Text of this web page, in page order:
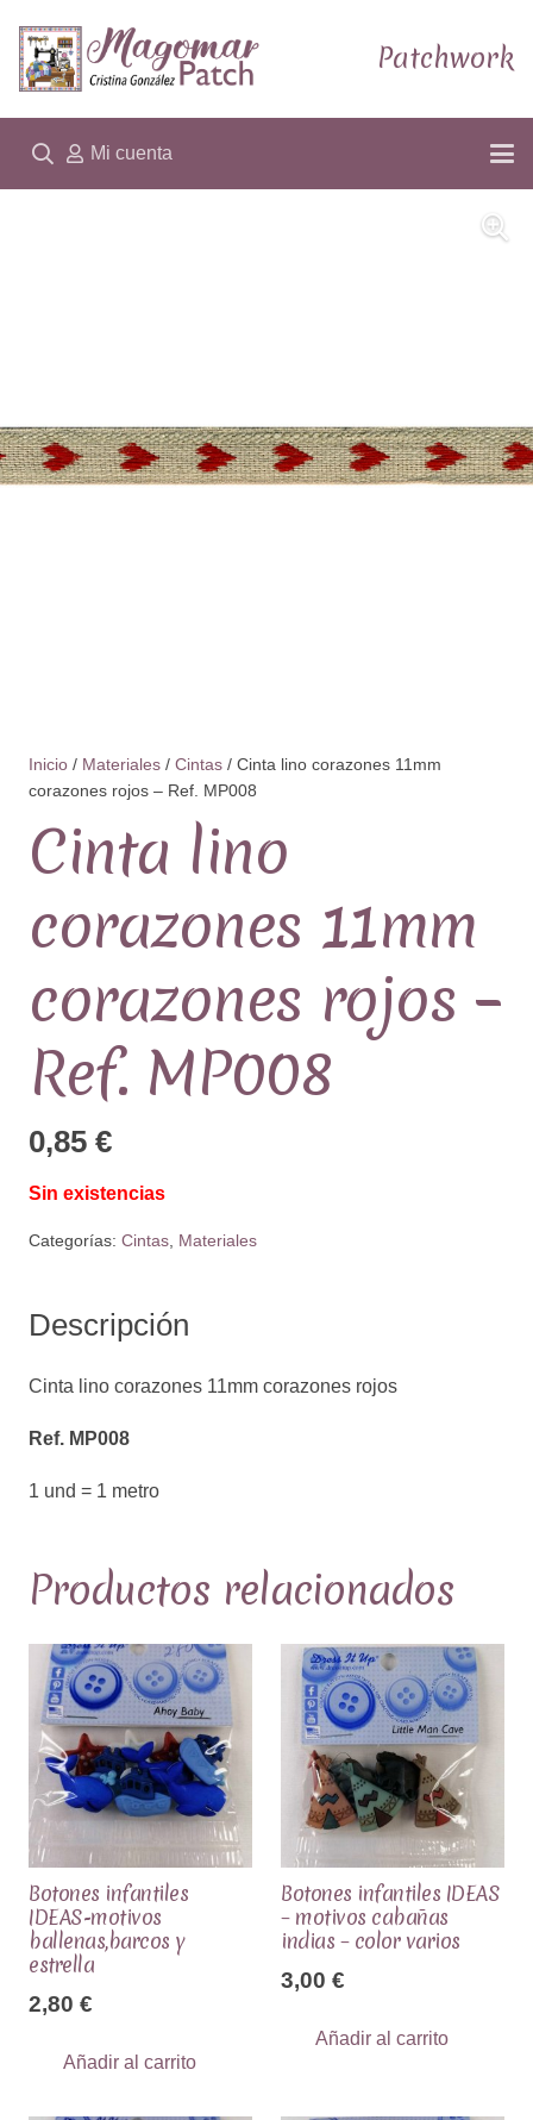
Patchwork
Mi cuenta
Inicio / Materiales / Cintas / Cinta lino corazones 11mm
corazones rojos – Ref. MP008
Cinta lino
corazones 11mm
corazones rojos –
Ref. MP008
0,85 €
Sin existencias
Categorías: Cintas Materiales
Descripción
Cinta lino corazones 11mm corazones rojos
Ref. MP008
1 und = 1 metro
Productos relacionados
Botones infantiles
IDEAS-motivos
ballenas,barcos y
estrella
2,80 €
Añadir al carrito
Botones infantiles IDEAS
– motivos cabañas
indias – color varios
3,00 €
Añadir al carrito